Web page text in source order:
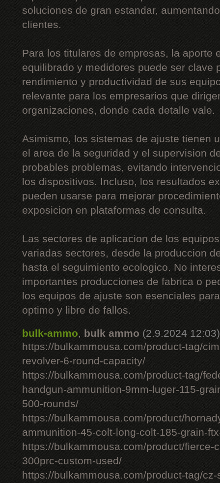
soluciones de gran estandar,
clientes.
Para los titulares de empresas, la aporte
equilibrado y medidores puede ser clave
rendimiento y productividad de sus
relevante para los empresarios que
organizaciones, donde cada detalle vale.
Asimismo, los sistemas de ajuste tienen
el area de la seguridad y el supervision
probables problemas, evitando
los dispositivos. Incluso, los resultados
pueden usarse para mejorar
exposicion en plataformas de consulta.
Las sectores de aplicacion de los
variadas sectores, desde la produccion
hasta el seguimiento ecologico. No
importantes producciones de fabrica o
los equipos de ajuste son esenciales
optimo y libre de fallos.
bulk-ammo, bulk ammo (2.9.2024 12:03)
https://bulkammousa.com/product-tag/
revolver-6-round-capacity/
https://bulkammousa.com/product-tag/
handgun-ammunition-9mm-luger-115-
500-rounds/
https://bulkammousa.com/product/
ammunition-45-colt-long-colt-185-grain-
https://bulkammousa.com/product/fierce-
300prc-custom-used/
https://bulkammousa.com/product-tag/